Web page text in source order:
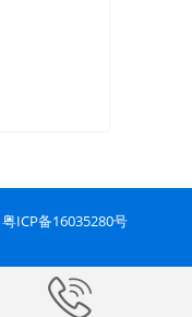
粤ICP备16035280号